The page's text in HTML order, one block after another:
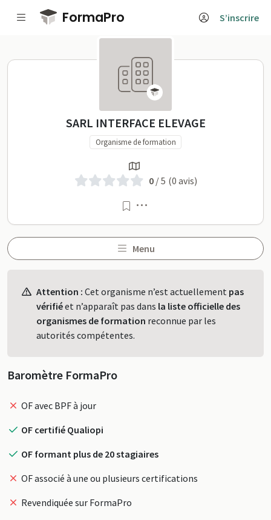
Passer au contenu principal
FormaPro S’inscrire
SARL INTERFACE
SARL INTERFACE ELEVAGE
Organisme de formation
0/ 5 (0 avis)
Menu
Attention : Cet organisme n’est actuellement pas
vérifiéet n’apparaît pas dans la liste officielle des
organismes de formation reconnue par les
autorités compétentes.
Baromètre FormaPro
OF avec BPF à jour
OF certifié Qualiopi
OF formant plus de 20 stagiaires
OF associé à une ou plusieurs certifications
Revendiquée sur FormaPro